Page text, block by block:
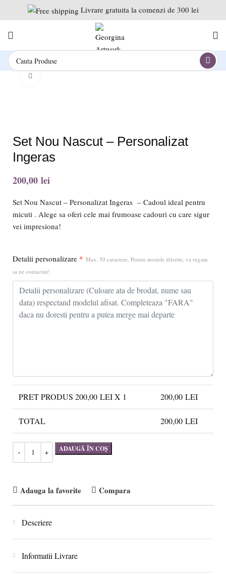
Livrare gratuita la comenzi de 300 lei
Set Nou Nascut – Personalizat
Ingeras
lei
Set Nou Nascut – Personalizat Ingeras – Cadoul ideal pentru
micuti . Alege sa oferi cele mai frumoase cadouri cu care sigur
vei impresiona!
Detalii personalizare * Max. 50 caractere. Pentru modele diferite, va rugam
sa ne contactati!
PRET PRODUS 200,00 LEI X 1 200,00 LEI
TOTAL 200,00 LEI
ADAUGĂ ÎN COȘ
Adauga la favorite Compara
Descriere
Informatii Livrare